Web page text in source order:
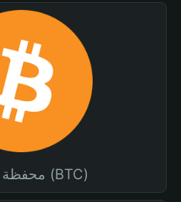
محفظة بيتكوين (BTC)